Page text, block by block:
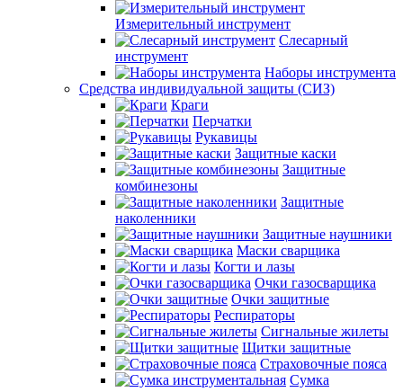
Измерительный инструмент
Слесарный
инструмент
Наборы инструмента
Средства индивидуальной защиты (СИЗ)
Краги
Перчатки
Рукавицы
Защитные каски
Защитные
комбинезоны
Защитные
наколенники
Защитные наушники
Маски сварщика
Когти и лазы
Очки газосварщика
Очки защитные
Респираторы
Сигнальные жилеты
Щитки защитные
Страховочные пояса
Сумка